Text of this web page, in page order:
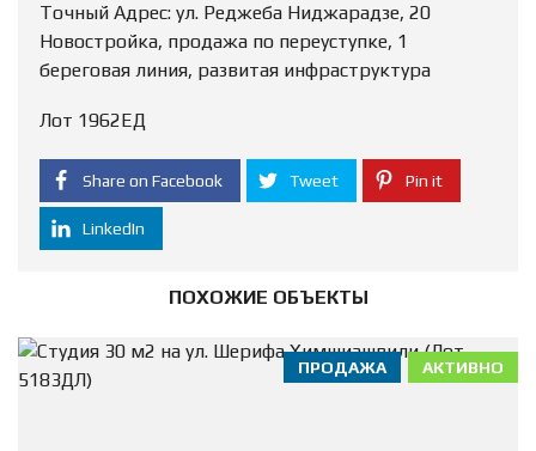
Точный Адрес: ул. Реджеба Ниджарадзе, 20
Новостройка, продажа по переуступке, 1
береговая линия, развитая инфраструктура
Лот 1962ЕД
Share on Facebook Tweet Pin it
LinkedIn
ПОХОЖИЕ ОБЪЕКТЫ
АКТИВНО
ПРОДАЖА